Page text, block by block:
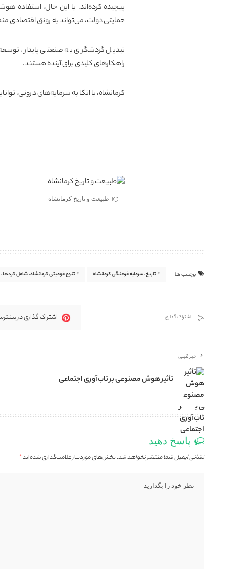
پیچیده کرده‌اند. با این حال، استفاده
حمایتی دولت، می‌تواند به رونق اقتصادی
تبدیل گردشگری به صنعتی پایدار،
راهکارهای کلیدی برای آینده هستند.
کرمانشاه، با اتکا به سرمایه‌های درونی،
طبیعت و تاریخ کرمانشاه
برچسب ها تاریخ، سرمایه‌ فرهنگی کرمانشاه تنوع قومیتی کرمانشاه، شامل کردها،
اشتراک گذاری اشتراک گذاری در
خبر قبلی
تأثیر هوش مصنوعی بر تاب‌آوری اجتماعی
پاسخ دهید
نشانی ایمیل شما منتشر نخواهد شد.بخش‌های موردنیاز علامت‌گذاری شده‌اند*